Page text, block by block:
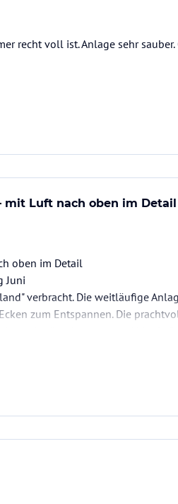
recht voll ist. Anlage sehr
mit Luft nach oben im Detail
oben im Detail
Juni
verbracht. Die weitläufige
zum Entspannen. Die